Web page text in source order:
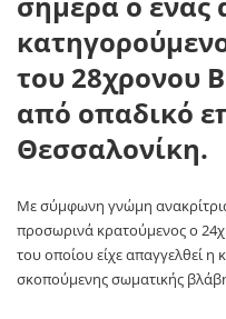
του 28χρονου
από οπαδικό
Θεσσαλονίκη.
Με σύμφωνη γνώμη
προσωρινά κρατούμενος ο
του οποίου είχε απαγγελθεί
σκοπούμενης σωματικής